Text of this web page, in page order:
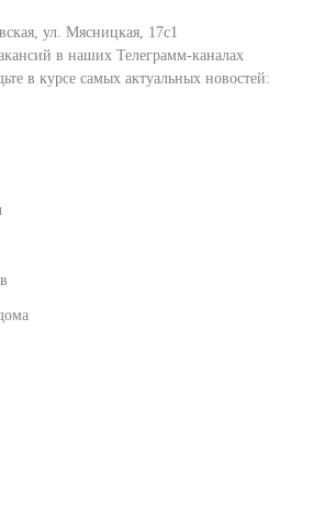
ул. Мясницкая, 17с1
в наших Телеграмм-каналах
в курсе самых актуальных новостей: